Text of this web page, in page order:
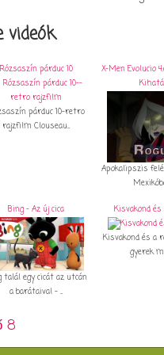
videók
Rózsaszín párduc 10
párduc 10-retro
rajzfilm Clouseau...
X-Men Evolucio
Apokalipszis
Bing - Az új cica
talál egy cicát az utcán
a barátaival - ...
Kisvakond
Kisvakond és a
gyerek
8